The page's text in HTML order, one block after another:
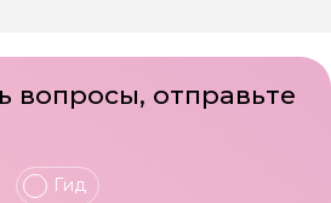
вопросы, отправьте
Гид